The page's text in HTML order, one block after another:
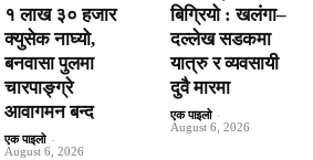
१ लाख ३० हजार
क्युसेक नाघ्यो,
बनवासा पुलमा
चारपाङ्ग्रे
आवागमन बन्द
एक पाइलो -
August 6, 2026
बिग्रियो : खलंगा–
दल्लेख सडकमा
यात्रु र व्यवसायी
दुवै मारमा
एक पाइलो -
August 6, 2026